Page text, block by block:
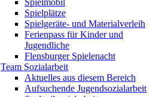
Spielmobil
Spielplätze
Spielgeräte- und Materialverleih
Ferienpass für Kinder und
Jugendliche
Flensburger Spielenacht
Team Sozialarbeit
Aktuelles aus diesem Bereich
Aufsuchende Jugendsozialarbeit